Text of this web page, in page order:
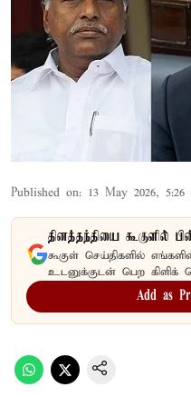
Published on: 13 May 2026, 5:26
தினத்தந்தியை கூகுளில்
கூகுள் செய்திகளில்
உடனுக்குடன் பெற கிளிக்
Add as